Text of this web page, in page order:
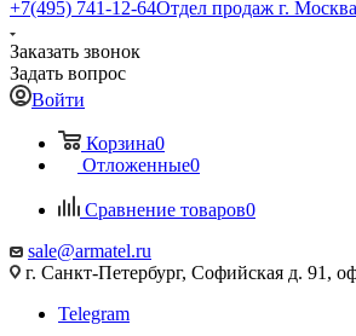
+7(495) 741-12-64Отдел продаж г. Москва
Заказать звонок
Задать вопрос
Войти
Корзина0
Отложенные0
Сравнение товаров0
sale@armatel.ru
г. Санкт-Петербург, Софийская д. 91,
Telegram